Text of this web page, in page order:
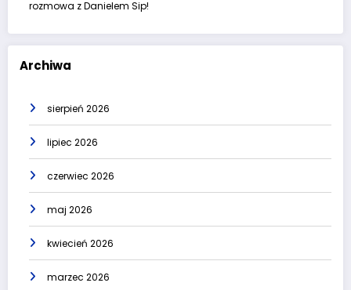
rozmowa z Danielem Sip!
Archiwa
sierpień 2026
lipiec 2026
czerwiec 2026
maj 2026
kwiecień 2026
marzec 2026